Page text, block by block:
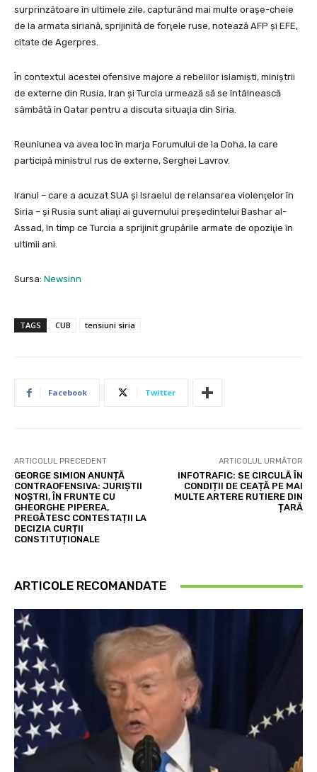
surprinzătoare în ultimele zile, capturând mai multe oraşe-cheie
de la armata siriană, sprijinită de forţele ruse, notează AFP şi EFE,
citate de Agerpres.
În contextul acestei ofensive majore a rebelilor islamişti, miniştrii
de externe din Rusia, Iran şi Turcia urmează să se întâlnească
sâmbătă în Qatar pentru a discuta situaţia din Siria.
Reuniunea va avea loc în marja Forumului de la Doha, la care
participă ministrul rus de externe, Serghei Lavrov.
Iranul – care a acuzat SUA şi Israelul de relansarea violenţelor în
Siria – şi Rusia sunt aliaţi ai guvernului preşedintelui Bashar al-
Assad, în timp ce Turcia a sprijinit grupările armate de opoziţie în
ultimii ani.
Sursa: Newsinn
TAGS CUB tensiuni siria
Facebook Twitter
ARTICOLUL PRECEDENT
GEORGE SIMION ANUNȚĂ
CONTRAOFENSIVA: JURIȘTII
NOȘTRI, ÎN FRUNTE CU
GHEORGHE PIPEREA,
PREGĂTESC CONTESTAȚII LA
DECIZIA CURȚII
CONSTITUȚIONALE
ARTICOLUL URMĂTOR
INFOTRAFIC: SE CIRCULĂ ÎN
CONDIȚII DE CEAȚĂ PE MAI
MULTE ARTERE RUTIERE DIN
ȚARĂ
ARTICOLE RECOMANDATE